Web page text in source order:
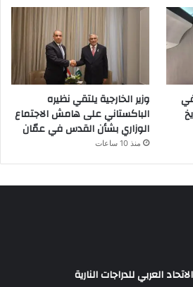
وزير الخارجية يلتقي نظيره
الباكستاني على هامش الاجتماع
الوزاري بشأن القدس في عمّان
منذ 10 ساعات
العربي للدراجات النارية